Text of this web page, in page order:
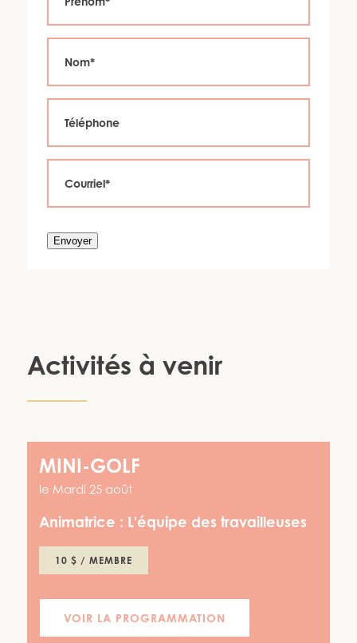
Envoyer
Activités à venir
MINI-GOLF
le Mardi 25 août
Animatrice : L'équipe des travailleuses
10 $ / MEMBRE
VOIR LA PROGRAMMATION